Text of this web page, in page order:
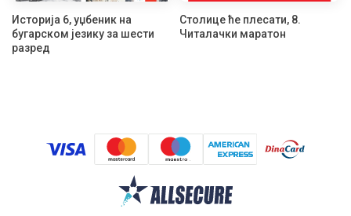
Историја 6, уџбеник на
бугарском језику за шести
разред
Столице ће плесати, 8.
Читалачки маратон